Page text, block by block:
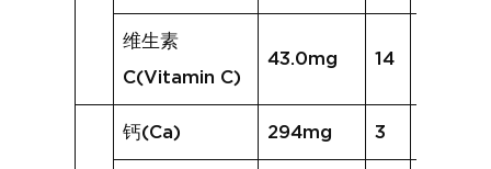
维生素
C(Vitamin C)
43.0mg 14
钙(Ca) 294mg 3